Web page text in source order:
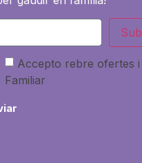
Accepto rebre ofertes
Familiar